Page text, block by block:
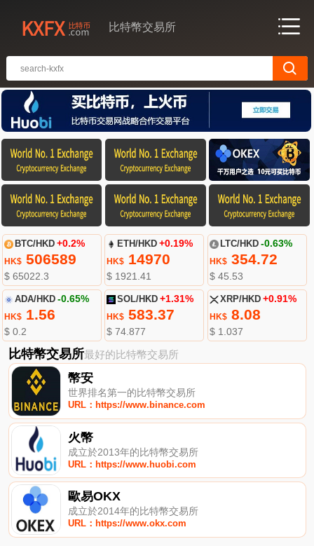
比特幣交易所
BTC/HKD +0.2%
HK$506589
$ 65022.3
ETH/HKD +0.19%
HK$ 14970
$ 1921.41
LTC/HKD -0.63%
HK$354.72
$ 45.53
ADA/HKD -0.65%
HK$1.56
$ 0.2
SOL/HKD +1.31%
HK$ 583.37
$ 74.877
XRP/HKD +0.91%
HK$8.08
$ 1.037
比特幣交易所最好的比特幣交易所
幣安
世界排名第一的比特幣交易所
URL：https://www.binance.com
火幣
成立於2013年的比特幣交易所
URL：https://www.huobi.com
歐易OKX
成立於2014年的比特幣交易所
URL：https://www.okx.com